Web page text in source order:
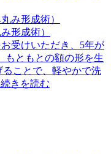
形成術）
受けいただき、5年が
もともとの額の形を生
ことで、軽やかで洗
きを読む